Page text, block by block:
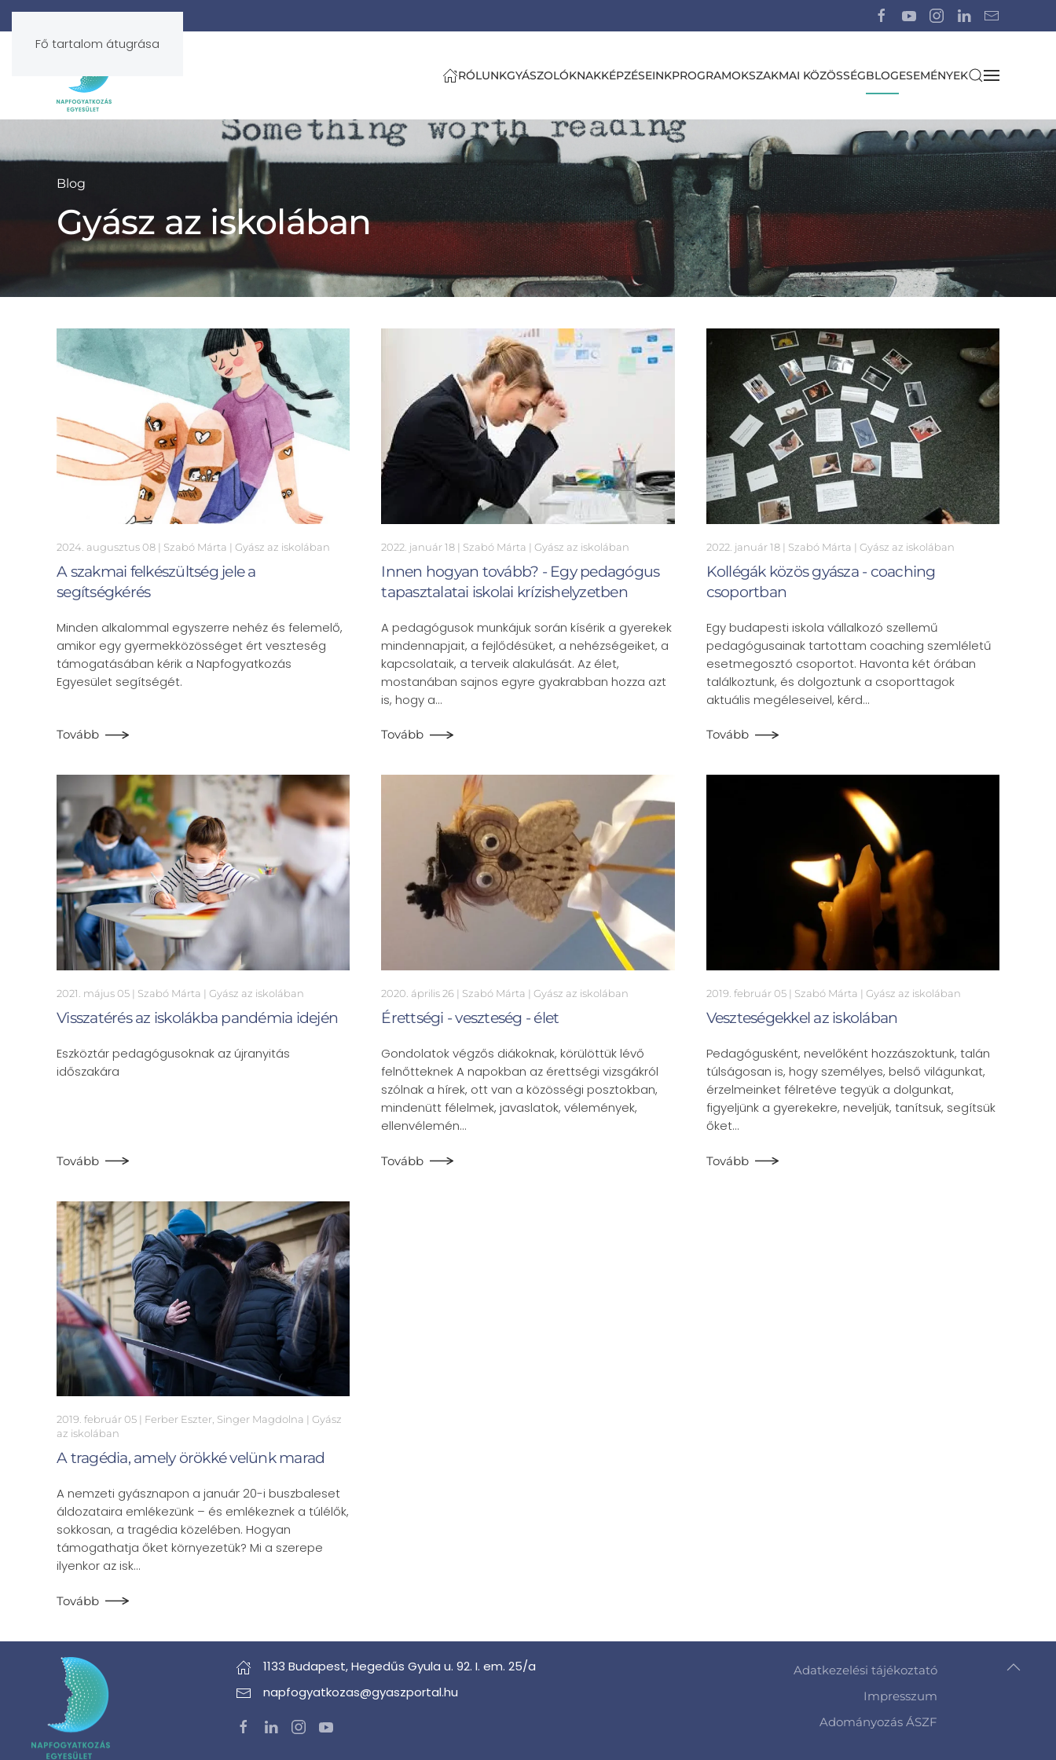
Fő tartalom átugrása
RÓLUNKGYÁSZOLÓKNAKKÉPZÉSEINKPROGRAMOKSZAKMAI KÖZÖSSÉGBLOGESEMÉNYEK
Blog
Gyász az iskolában
2024. augusztus 08 | Szabó Márta | Gyász az iskolában
A szakmai felkészültség jele a
segítségkérés
Minden alkalommal egyszerre nehéz és felemelő,
amikor egy gyermekközösséget ért veszteség
támogatásában kérik a Napfogyatkozás
Egyesület segítségét.
Tovább
2022. január 18 | Szabó Márta |Gyász az iskolában
Innen hogyan tovább? - Egy pedagógus
tapasztalatai iskolai krízishelyzetben
A pedagógusok munkájuk során kísérik a gyerekek
mindennapjait, a fejlődésüket, a nehézségeiket, a
kapcsolataik, a terveik alakulását. Az élet,
mostanában sajnos egyre gyakrabban hozza azt
is, hogy a…
Tovább
2022. január 18| Szabó Márta | Gyász az iskolában
Kollégák közös gyásza - coaching
csoportban
Egy budapesti iskola vállalkozó szellemű
pedagógusainak tartottam coaching szemléletű
esetmegosztó csoportot. Havonta két órában
találkoztunk, és dolgoztunk a csoporttagok
aktuális megéleseivel, kérd…
Tovább
2021. május 05 | Szabó Márta | Gyász az iskolában
Visszatérés az iskolákba pandémia idején
Eszköztár pedagógusoknak az újranyitás
időszakára
Tovább
2020. április 26 | Szabó Márta |Gyász az iskolában
Érettségi - veszteség - élet
Gondolatok végzős diákoknak, körülöttük lévő
felnőtteknek A napokban az érettségi vizsgákról
szólnak a hírek, ott van a közösségi posztokban,
mindenütt félelmek, javaslatok, vélemények,
ellenvélemén…
Tovább
2019. február 05| Szabó Márta | Gyász az iskolában
Veszteségekkel az iskolában
Pedagógusként, nevelőként hozzászoktunk, talán
túlságosan is, hogy személyes, belső világunkat,
érzelmeinket félretéve tegyük a dolgunkat,
figyeljünk a gyerekekre, neveljük, tanítsuk, segítsük
őket…
Tovább
2019. február 05 | Ferber Eszter, Singer Magdolna | Gyász
az iskolában
A tragédia, amely örökké velünk marad
A nemzeti gyásznapon a január 20-i buszbaleset
áldozataira emlékezünk – és emlékeznek a túlélők,
sokkosan, a tragédia közelében. Hogyan
támogathatja őket környezetük? Mi a szerepe
ilyenkor az isk…
Tovább
1133 Budapest,Hegedűs Gyula u. 92. I. em. 25/a
napfogyatkozas@gyaszportal.hu
Adatkezelési tájékoztató
Impresszum
Adományozás ÁSZF